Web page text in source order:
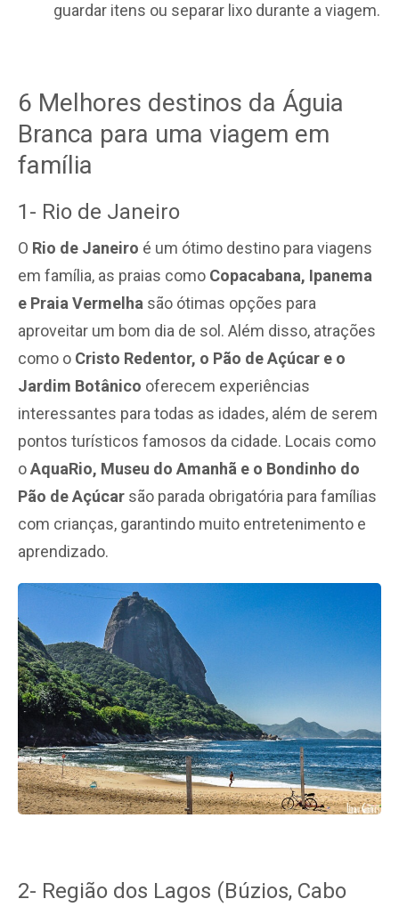
guardar itens ou separar lixo durante a viagem.
6 Melhores destinos da Águia
Branca para uma viagem em
família
1- Rio de Janeiro
O Rio de Janeiro é um ótimo destino para viagens
em família, as praias como Copacabana, Ipanema
e Praia Vermelha são ótimas opções para
aproveitar um bom dia de sol. Além disso, atrações
como o Cristo Redentor, o Pão de Açúcar e o
Jardim Botânico oferecem experiências
interessantes para todas as idades, além de serem
pontos turísticos famosos da cidade. Locais como
oAquaRio, Museu do Amanhã e o Bondinho do
Pão de Açúcar são parada obrigatória para famílias
com crianças, garantindo muito entretenimento e
aprendizado.
2- Região dos Lagos (Búzios, Cabo